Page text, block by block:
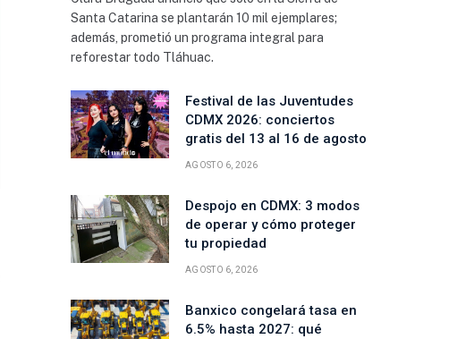
Santa Catarina se plantarán 10 mil ejemplares;
además, prometió un programa integral para
reforestar todo Tláhuac.
Festival de las Juventudes
CDMX 2026: conciertos
gratis del 13 al 16 de agosto
AGOSTO 6, 2026
Despojo en CDMX: 3 modos
de operar y cómo proteger
tu propiedad
AGOSTO 6, 2026
Banxico congelará tasa en
6.5% hasta 2027: qué